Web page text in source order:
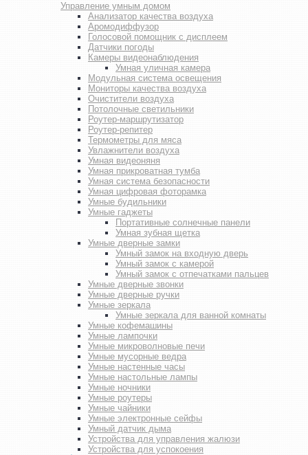
Управление умным домом
Анализатор качества воздуха
Аромодиффузор
Голосовой помощник с дисплеем
Датчики погоды
Камеры видеонаблюдения
Умная уличная камера
Модульная система освещения
Мониторы качества воздуха
Очистители воздуха
Потолочные светильники
Роутер-маршрутизатор
Роутер-репитер
Термометры для мяса
Увлажнители воздуха
Умная видеоняня
Умная прикроватная тумба
Умная система безопасности
Умная цифровая фоторамка
Умные будильники
Умные гаджеты
Портативные солнечные панели
Умная зубная щетка
Умные дверные замки
Умный замок на входную дверь
Умный замок с камерой
Умный замок с отпечатками пальцев
Умные дверные звонки
Умные дверные ручки
Умные зеркала
Умные зеркала для ванной комнаты
Умные кофемашины
Умные лампочки
Умные микроволновые печи
Умные мусорные ведра
Умные настенные часы
Умные настольные лампы
Умные ночники
Умные роутеры
Умные чайники
Умные электронные сейфы
Умный датчик дыма
Устройства для управления жалюзи
Устройства для успокоения